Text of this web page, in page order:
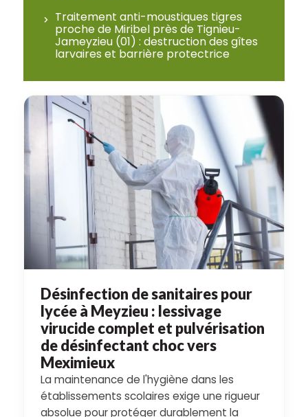
Traitement anti-moustiques tigres
proche de Miribel près de Tignieu-
Jameyzieu (01) : destruction des gîtes
larvaires et barrière protectrice
Désinfection de sanitaires pour
lycée à Meyzieu : lessivage
virucide complet et pulvérisation
de désinfectant choc vers
Meximieux
La maintenance de l'hygiène dans les
établissements scolaires exige une rigueur
absolue pour protéger durablement la